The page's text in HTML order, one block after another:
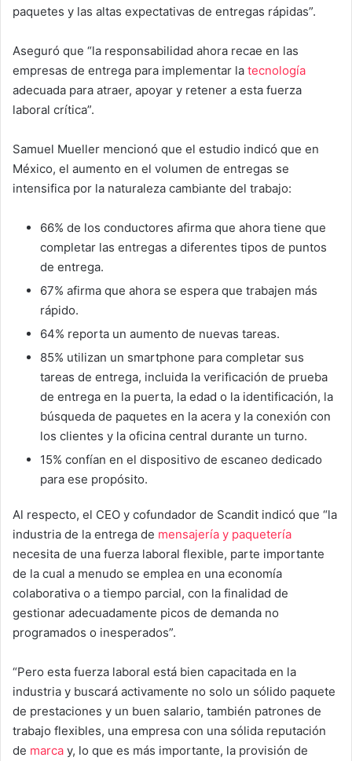
paquetes y las altas expectativas de entregas rápidas”.
Aseguró que “la responsabilidad ahora recae en las
empresas de entrega para implementar la tecnología
adecuada para atraer, apoyar y retener a esta fuerza
laboral crítica”.
Samuel Mueller mencionó que el estudio indicó que en
México, el aumento en el volumen de entregas se
intensifica por la naturaleza cambiante del trabajo:
66% de los conductores afirma que ahora tiene que
completar las entregas a diferentes tipos de puntos
de entrega.
67% afirma que ahora se espera que trabajen más
rápido.
64% reporta un aumento de nuevas tareas.
85% utilizan un smartphone para completar sus
tareas de entrega, incluida la verificación de prueba
de entrega en la puerta, la edad o la identificación, la
búsqueda de paquetes en la acera y la conexión con
los clientes y la oficina central durante un turno.
15% confían en el dispositivo de escaneo dedicado
para ese propósito.
Al respecto, el CEO y cofundador de Scandit indicó que “la
industria de la entrega de mensajería y paquetería
necesita de una fuerza laboral flexible, parte importante
de la cual a menudo se emplea en una economía
colaborativa o a tiempo parcial, con la finalidad de
gestionar adecuadamente picos de demanda no
programados o inesperados”.
“Pero esta fuerza laboral está bien capacitada en la
industria y buscará activamente no solo un sólido paquete
de prestaciones y un buen salario, también patrones de
trabajo flexibles, una empresa con una sólida reputación
de marca y, lo que es más importante, la provisión de